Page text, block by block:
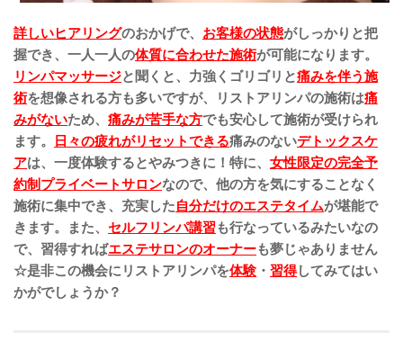
詳しいヒアリングのおかげで、 お客様の状態がしっかりと把
握でき、一人一人の体質に合わせた施術が可能になります。
リンパマッサージと聞くと、力強くゴリゴリと痛みを伴う施
術を想像される方も多いですが、リストアリンパの施術は痛
みがないため、 痛みが苦手な方でも安心して施術が受けられ
ます。
日々の疲れがリセットできる痛みのないデトックスケ
アは、一度体験するとやみつきに！特に、 女性限定の完全予
約制プライベートサロンなので、他の方を気にすることなく
施術に集中でき、充実した自分だけのエステタイムが堪能で
きます。
また、 セルフリンパ講習も行なっているみたいなの
で、 習得すればエステサロンのオーナーも夢じゃありません
☆是非この機会にリストアリンパを体験・ 習得してみてはい
かがでしょうか？